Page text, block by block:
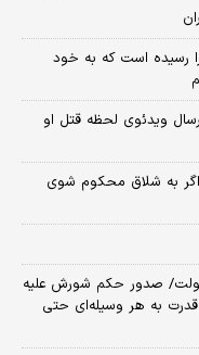
رسیده است که به خود
ویدئوی لحظه قتل او
اگر به شلاق محکوم شوی
دولت/ صدور حکم شورش علیه
به هر وسیله‌ای حتی